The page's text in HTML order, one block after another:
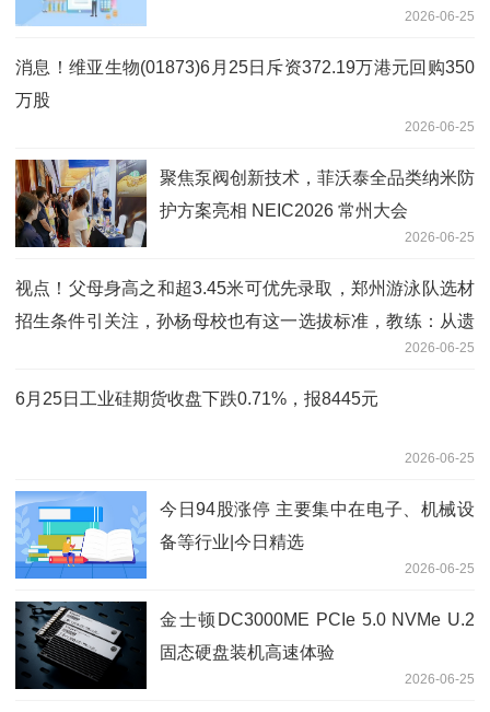
2026-06-25
消息！维亚生物(01873)6月25日斥资372.19万港元回购350
万股
2026-06-25
聚焦泵阀创新技术，菲沃泰全品类纳米防
护方案亮相 NEIC2026 常州大会
2026-06-25
视点！父母身高之和超3.45米可优先录取，郑州游泳队选材
招生条件引关注，孙杨母校也有这一选拔标准，教练：从遗
2026-06-25
6月25日工业硅期货收盘下跌0.71%，报8445元
2026-06-25
今日94股涨停 主要集中在电子、机械设
备等行业|今日精选
2026-06-25
金士顿DC3000ME PCIe 5.0 NVMe U.2
固态硬盘装机高速体验
2026-06-25